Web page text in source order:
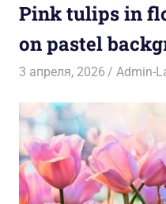
Pink tulips in
on pastel
3 апреля, 2026 Admin-